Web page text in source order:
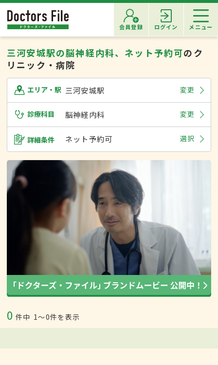
会員登録 ログイン メニュー
三河安城駅の脳神経内科、ネット予約可のク
リニック・病院
エリア・駅 三河安城駅 変更
診療科目 脳神経内科 変更
詳細条件 ネット予約可 選択
0 件中 1〜0件を表示